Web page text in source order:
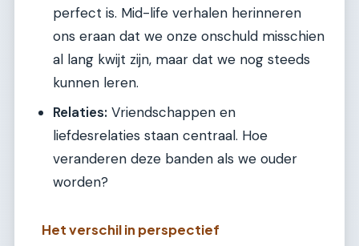
perfect is. Mid-life verhalen herinneren
ons eraan dat we onze onschuld misschien
al lang kwijt zijn, maar dat we nog steeds
kunnen leren.
Relaties: Vriendschappen en
liefdesrelaties staan centraal. Hoe
veranderen deze banden als we ouder
worden?
Het verschil in perspectief